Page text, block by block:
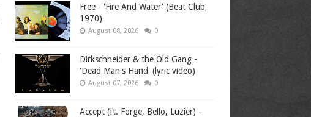
Free - 'Fire And Water' (Beat Club,
1970)
August 08, 2026 0
Dirkschneider & the Old Gang -
'Dead Man's Hand' (lyric video)
August 07, 2026 0
Accept (ft. Forge, Bello, Luzier) -